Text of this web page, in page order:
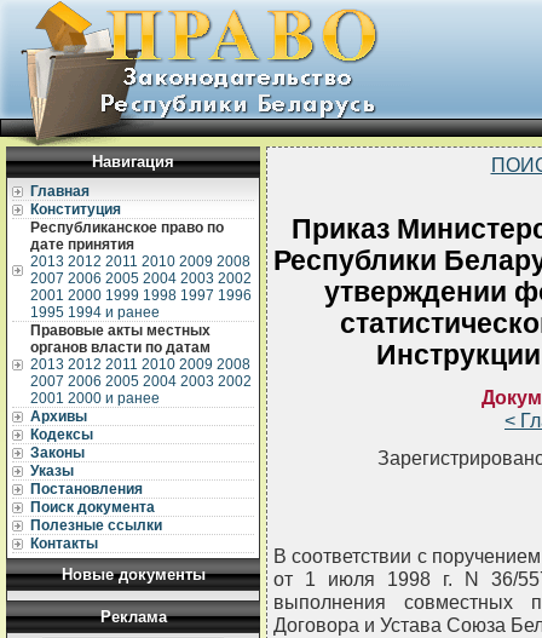
Навигация
Главная
Конституция
Республиканское право по
дате принятия
2013 2012 2011 2010 2009 2008
2007 2006 2005 2004 2003 2002
2001 2000 1999 1998 1997 1996
1995 1994 и ранее
Правовые акты местных
органов власти по датам
2013 2012 2011 2010 2009 2008
2007 2006 2005 2004 2003 2002
2001 2000 и ранее
Архивы
Кодексы
Законы
Указы
Постановления
Поиск документа
Полезные ссылки
Контакты
Новые документы
Реклама
Приказ
Республики
утверждении
<
В соответствии с
от 1 июля 1998 г. N 36/
выполнения совместных
Договора и Устава Союза